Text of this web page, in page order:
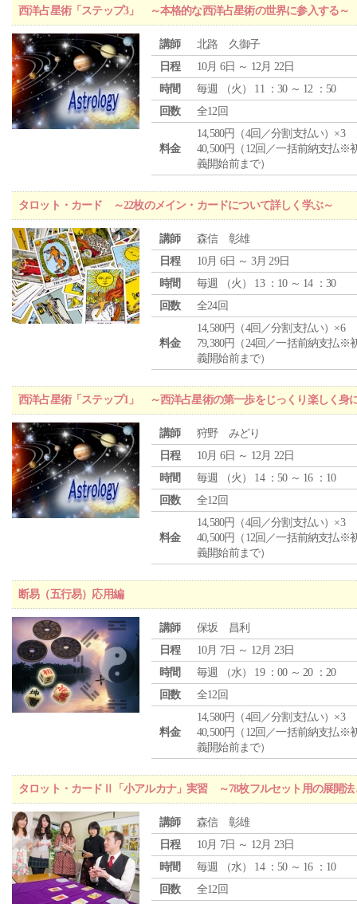
西洋占星術「ステップ3」 ～本格的な西洋占星術の世界に参入する～
講師
北路 久御子
日程
10月 6日 ～ 12月 22日
時間
毎週 （火 ） 11 ：30 ～ 12 ：50
回数
全12回
料金
14,580円（4回／分割支払い）×3
40,500円（12回／一括前納支払※
義開始前まで）
タロット・カード ～22枚のメイン・カードについて詳しく学ぶ～
講師
森信 彰雄
日程
10月 6日 ～ 3月 29日
時間
毎週 （火 ） 13 ：10 ～ 14 ：30
回数
全24回
料金
14,580円（4回／分割支払い）×6
79,380円（24回／一括前納支払※
義開始前まで）
西洋占星術「ステップ1」 ～西洋占星術の第一歩をじっくり楽しく身
講師
狩野 みどり
日程
10月 6日 ～ 12月 22日
時間
毎週 （火 ） 14 ：50 ～ 16 ：10
回数
全12回
料金
14,580円（4回／分割支払い）×3
40,500円（12回／一括前納支払※
義開始前まで）
断易（五行易）応用編
講師
保坂 昌利
日程
10月 7日 ～ 12月 23日
時間
毎週 （水） 19 ：00 ～ 20 ：20
回数
全12回
料金
14,580円（4回／分割支払い）×3
40,500円（12回／一括前納支払※
義開始前まで）
タロット・カードⅡ「小アルカナ」実習 ～78枚フルセット用の展開法
講師
森信 彰雄
日程
10月 7日 ～ 12月 23日
時間
毎週 （水） 14 ：50 ～ 16 ：10
回数
全12回